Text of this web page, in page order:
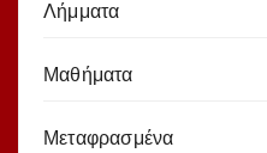
Λήμματα
Μαθήματα
Μεταφρασμένα